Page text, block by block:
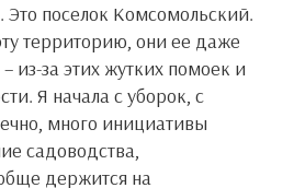
Это поселок Комсомольский.
территорию, они ее даже
из-за этих жутких помоек и
Я начала с уборок, с
много инициативы
садоводства,
держится на